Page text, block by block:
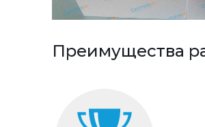
Преимущества